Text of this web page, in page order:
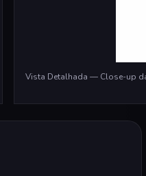
Vista Detalhada — Close-up